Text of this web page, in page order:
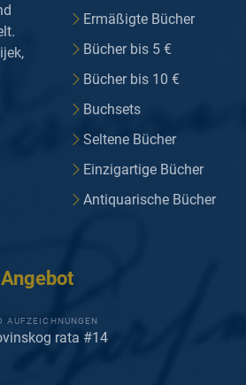
Ermäßigte Bücher
Bücher bis 5 €
Bücher bis 10 €
Buchsets
Seltene Bücher
Einzigartige Bücher
Antiquarische Bücher
AUFZEICHNUNGEN
rata #14